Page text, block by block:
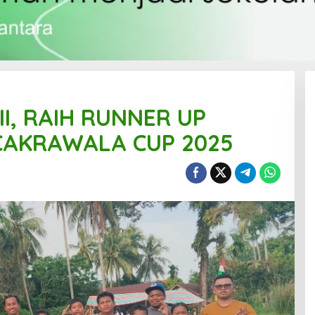
RAIH RUNNER UP
CUP 2025